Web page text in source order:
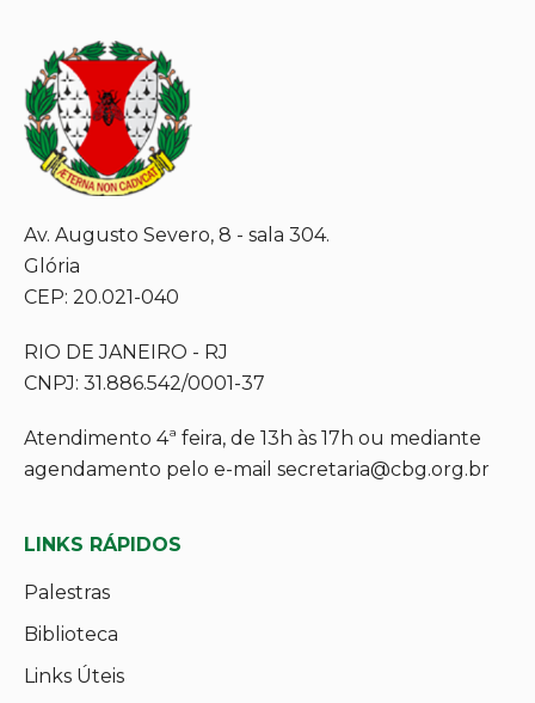
Av. Augusto Severo, 8 - sala 304.
Glória
CEP: 20.021-040
RIO DE JANEIRO - RJ
CNPJ: 31.886.542/0001-37
Atendimento 4ª feira, de 13h às 17h ou mediante
agendamento pelo e-mail secretaria@cbg.org.br
LINKS RÁPIDOS
Palestras
Biblioteca
Links Úteis